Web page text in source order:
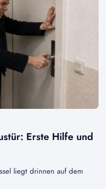
Erste Hilfe und
liegt drinnen auf dem